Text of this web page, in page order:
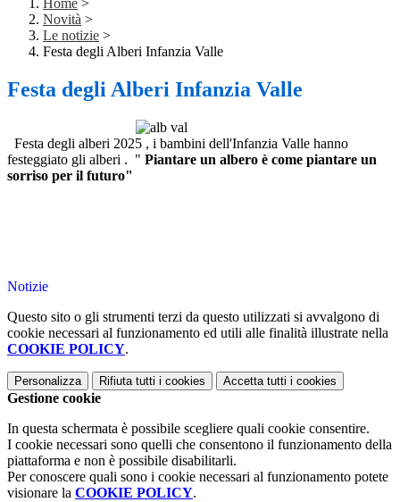
Home >
Novità >
Le notizie >
Festa degli Alberi Infanzia Valle
Festa degli Alberi Infanzia Valle
Festa degli alberi 2025 , i bambini dell'Infanzia Valle hanno
festeggiato gli alberi . " Piantare un albero è come piantare un
sorriso per il futuro"
Notizie
Questo sito o gli strumenti terzi da questo utilizzati si avvalgono di
cookie necessari al funzionamento ed utili alle finalità illustrate nella
COOKIE POLICY.
Personalizza Rifiuta tutti i cookies Accetta tutti i cookies
Gestione cookie
In questa schermata è possibile scegliere quali cookie consentire.
I cookie necessari sono quelli che consentono il funzionamento della
piattaforma e non è possibile disabilitarli.
Per conoscere quali sono i cookie necessari al funzionamento potete
visionare la COOKIE POLICY.